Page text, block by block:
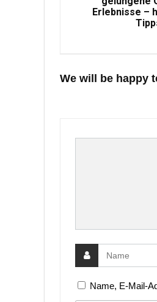
Erlebnisse –
We will be happy
Name, E-Mail-